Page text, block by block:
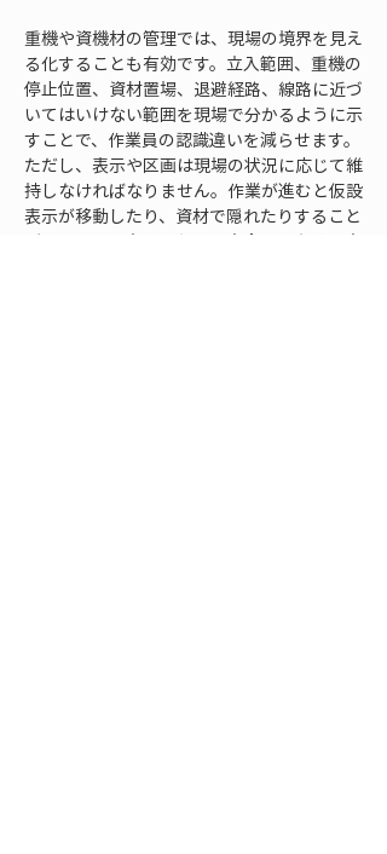
重機や資機材の管理では、現場の境界を見え
る化することも有効です。立入範囲、重機の
停止位置、資材置場、退避経路、線路に近づ
いてはいけない範囲を現場で分かるように示
すことで、作業員の認識違いを減らせます。
ただし、表示や区画は現場の状況に応じて維
持しなければなりません。作業が進むと仮設
表示が移動したり、資材で隠れたりすること
があります。表示したから安全ではなく、表